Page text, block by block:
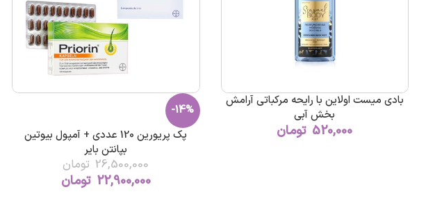
بادی میست اولاین با رایحه مرکباتی آرامش
بخش آبی
520,000 تومان
-14%
پک پریورین 120 عددی + آمپول بیوتین
بپانتن بایر
26,500,000 تومان
22,900,000 تومان